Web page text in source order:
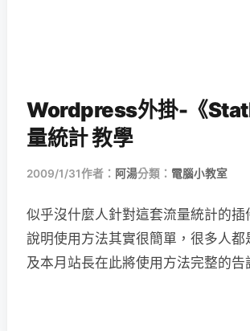
Wordpress外掛-《
量統計 教學
2009/1/31作者： 阿湯分類： 電腦小教室
似乎沒什麼人針對這套流量統計的插
說明使用方法其實很簡單，很多人都
及本月站長在此將使用方法完整的告